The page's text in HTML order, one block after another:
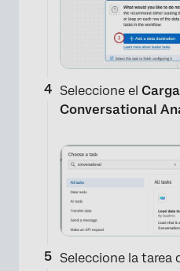
Seleccione el
Conversational
Seleccione la tarea